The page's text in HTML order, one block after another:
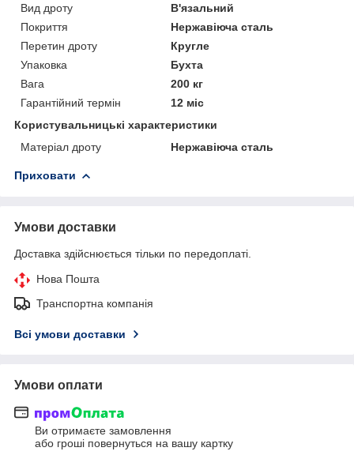
Вид дроту
В'язальний
Покриття
Нержавіюча сталь
Перетин дроту
Кругле
Упаковка
Бухта
Вага
200 кг
Гарантійний термін
12 міс
Користувальницькі характеристики
Матеріал дроту
Нержавіюча сталь
Приховати
Умови доставки
Доставка здійснюється тільки по передоплаті.
Нова Пошта
Транспортна компанія
Всі умови доставки
Умови оплати
Ви отримаєте замовлення
або гроші повернуться на вашу картку